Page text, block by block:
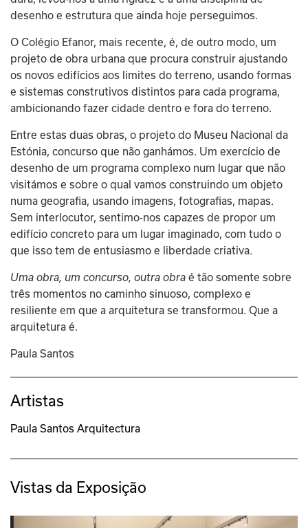
desenho e estrutura que ainda hoje perseguimos.
O Colégio Efanor, mais recente, é, de outro modo, um
projeto de obra urbana que procura construir ajustando
os novos edifícios aos limites do terreno, usando formas
e sistemas construtivos distintos para cada programa,
ambicionando fazer cidade dentro e fora do terreno.
Entre estas duas obras, o projeto do Museu Nacional da
Estónia, concurso que não ganhámos. Um exercício de
desenho de um programa complexo num lugar que não
visitámos e sobre o qual vamos construindo um objeto
numa geografia, usando imagens, fotografias, mapas.
Sem interlocutor, sentimo-nos capazes de propor um
edifício concreto para um lugar imaginado, com tudo o
que isso tem de entusiasmo e liberdade criativa.
Uma obra, um concurso, outra obra é tão somente sobre
três momentos no caminho sinuoso, complexo e
resiliente em que a arquitetura se transformou. Que a
arquitetura é.
Paula Santos
Artistas
Paula Santos Arquitectura
Vistas da Exposição